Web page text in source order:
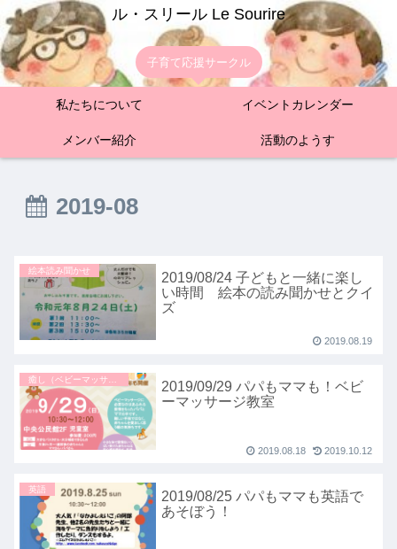
ル・スリール Le Sourire
子育て応援サークル
私たちについて イベントカレンダー
メンバー紹介 活動のようす
2019-08
絵本読み聞かせ
2019/08/24 子どもと一緒に楽し
い時間 絵本の読み聞かせとクイ
ズ
2019.08.19
癒し（ベビーマッサージなど）
2019/09/29 パパもママも！ベビ
ーマッサージ教室
2019.08.18 2019.10.12
英語
2019/08/25 パパもママも英語で
あそぼう！